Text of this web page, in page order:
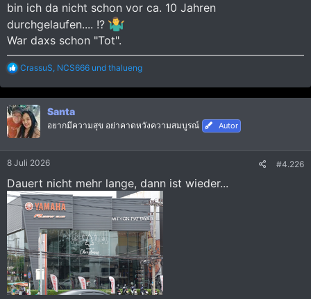
bin ich da nicht schon vor ca. 10 Jahren
durchgelaufen.... !?
War daxs schon "Tot".
R
a
k
t
i
o
n
CrassuS NCS666 und thalueng
Santa
อยากมีความสุข อย่าคาดหวังความสมบูรณ์ Autor
8 Juli 2026 #4.226
Dauert nicht mehr lange, dann ist wieder...